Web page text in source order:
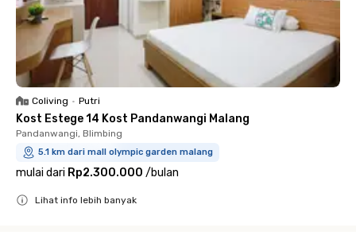
Coliving • Putri
Kost Estege 14 Kost Pandanwangi Malang
Pandanwangi, Blimbing
5.1 km dari mall olympic garden malang
mulai dari Rp2.300.000 /bulan
Lihat info lebih banyak